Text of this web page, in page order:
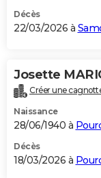
Décès
22/03/2026 à
Josette
Créer une
Naissance
28/06/1940 à
Décès
18/03/2026 à